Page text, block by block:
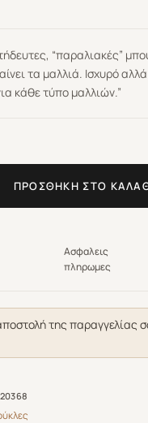
“παραλιακές”
τα μαλλιά. Ισχυρό
κάθε τύπο μαλλιών.”
ΠΡΟΣΘΉΚΗ ΣΤΟ
Ασφαλεις
πληρωμες
της παραγγελίας